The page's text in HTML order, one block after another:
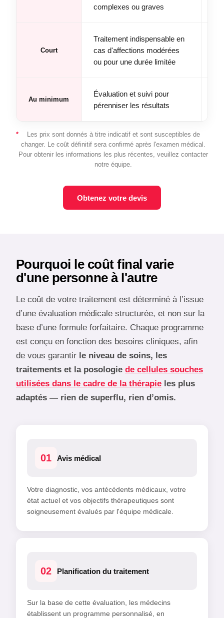
complexes ou graves
Court
Traitement indispensable en
cas d'affections modérées
ou pour une durée limitée
Au minimum
Évaluation et suivi pour
pérenniser les résultats
*
Les prix sont donnés à titre indicatif et sont susceptibles de
changer. Le coût définitif sera confirmé après l'examen médical.
Pour obtenir les informations les plus récentes, veuillez contacter
notre équipe.
Obtenez votre devis
Pourquoi le coût final varie
d'une personne à l'autre
Le coût de votre traitement est déterminé à l’issue
d’une évaluation médicale structurée, et non sur la
base d’une formule forfaitaire. Chaque programme
est conçu en fonction des besoins cliniques, afin
de vous garantir le niveau de soins, les
traitements et la posologie de cellules souches
utilisées dans le cadre de la thérapie les plus
adaptés — rien de superflu, rien d’omis.
01 Avis médical
Votre diagnostic, vos antécédents médicaux, votre
état actuel et vos objectifs thérapeutiques sont
soigneusement évalués par l'équipe médicale.
02 Planification du traitement
Sur la base de cette évaluation, les médecins
établissent un programme personnalisé, en